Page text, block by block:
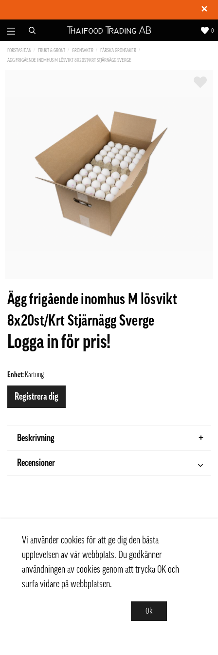
✕
0
FÖRSTASIDAN FRUKT & GRÖNT GRÖNSAKER
FÄRSKA GRÖNSAKER
ÄGG FRIGÅENDE INOMHUS M LÖSVIKT 8X20ST/KRT STJÄRNÄGG SVERGE
Ägg frigående inomhus M lösvikt
8x20st/Krt Stjärnägg Sverge
Logga in för pris!
Enhet: Kartong
Registrera dig
Beskrivning
Recensioner
Vi använder cookies för att ge dig den bästa
upplevelsen av vår webbplats. Du godkänner
användningen av cookies genom att trycka OK och
surfa vidare på webbplatsen.
Ok